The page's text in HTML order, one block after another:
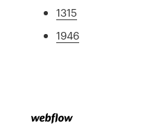
1315
1946